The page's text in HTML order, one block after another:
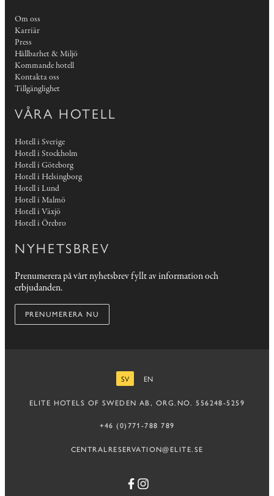
Om oss
Karriär
Press
Hållbarhet & Miljö
Kommande hotell
Kontakta oss
Tillgänglighet
VÅRA HOTELL
Hotell i Sverige
Hotell i Stockholm
Hotell i Göteborg
Hotell i Helsingborg
Hotell i Lund
Hotell i Malmö
Hotell i Växjö
Hotell i Örebro
NYHETSBREV
Prenumerera på vårt nyhetsbrev fyllt av information och
erbjudanden.
PRENUMERERA NU
SV
EN
ELITE HOTELS OF SWEDEN AB, ORG.NO. 556248-5259
+46 (0)771-788 789
CENTRALRESERVATION@ELITE.SE